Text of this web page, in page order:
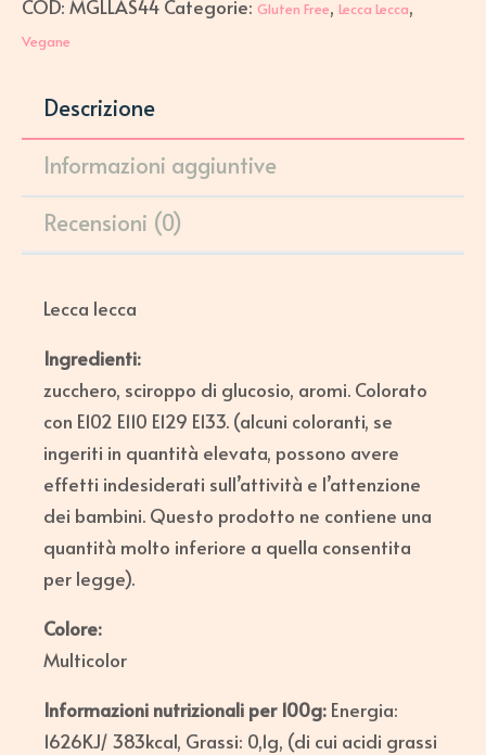
COD: MGLLAS44 Categorie: Gluten Free, Lecca Lecca,
Vegane
Descrizione
Informazioni aggiuntive
Recensioni (0)
Lecca lecca
Ingredienti:
zucchero, sciroppo di glucosio, aromi. Colorato
con E102 E110 E129 E133. (alcuni coloranti, se
ingeriti in quantità elevata, possono avere
effetti indesiderati sull’attività e l’attenzione
dei bambini. Questo prodotto ne contiene una
quantità molto inferiore a quella consentita
per legge).
Colore:
Multicolor
Informazioni nutrizionali per 100g: Energia:
1626KJ/ 383kcal, Grassi: 0,1g, (di cui acidi grassi